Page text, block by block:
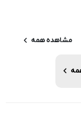
مشاهده همه